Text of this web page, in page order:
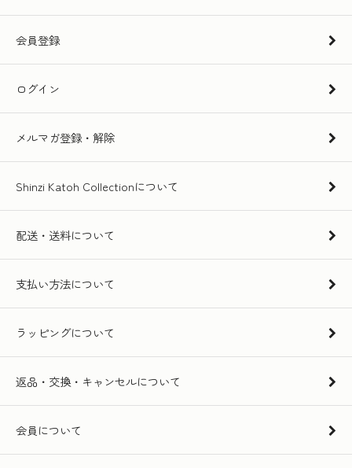
会員登録
ログイン
メルマガ登録・解除
Shinzi Katoh Collectionについて
配送・送料について
支払い方法について
ラッピングについて
返品・交換・キャンセルについて
会員について